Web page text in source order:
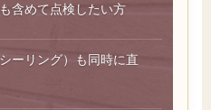
含めて点検したい方
ーリング）も同時に直